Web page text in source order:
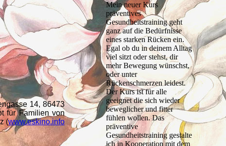
14, 86473
für Familien von
(www.eskino.info
Mein neuer Kurs
präventives
Gesundheitstraining geht
ganz auf die Bedürfnisse
eines starken Rücken ein.
Egal ob du in deinem Alltag
viel sitzt oder stehst, dir
mehr Bewegung wünschst,
oder unter
Rückenschmerzen leidest.
Der Kurs ist für alle
geeignet die sich wieder
beweglicher und fitter
fühlen wollen. Das
präventive
Gesundheitstraining gestalte
ich in Kooperation mit dem